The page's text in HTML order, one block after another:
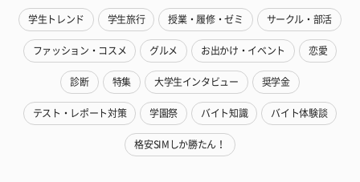
学生トレンド 学生旅行 授業・履修・ゼミ サークル・部活
ファッション・コスメ グルメ お出かけ・イベント 恋愛
診断 特集 大学生インタビュー 奨学金
テスト・レポート対策 学園祭 バイト知識 バイト体験談
格安SIMしか勝たん！